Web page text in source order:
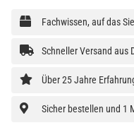
Fachwissen, auf das
Schneller Versand aus
Über 25 Jahre
Sicher bestellen und 1